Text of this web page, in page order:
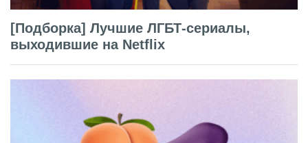
[Подборка] Лучшие ЛГБТ-сериалы,
выходившие на Netflix